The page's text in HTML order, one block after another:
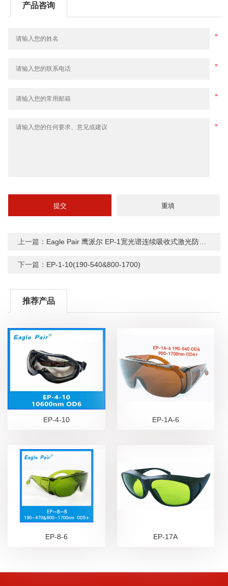
产品咨询
上一篇： Eagle Pair 鹰派尔 EP-1宽光谱连续吸收式激光防护眼镜
下一篇： EP-1-10(190-540&800-1700)
推荐产品
EP-4-10 EP-1A-6
EP-8-6 EP-17A